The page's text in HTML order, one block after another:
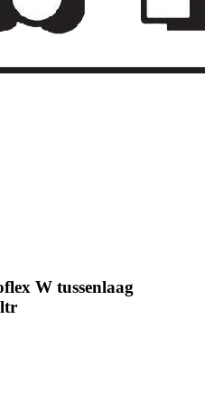
W tussenlaag
ltr